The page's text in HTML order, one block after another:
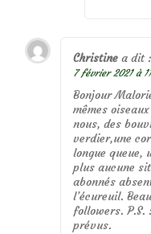
Christine a dit :
7 février 2021 à
Bonjour
mêmes
nous, des
verdier,une
longue queue,
plus aucune
abonnés
l’écureuil.
followers. P.S.
prévus.